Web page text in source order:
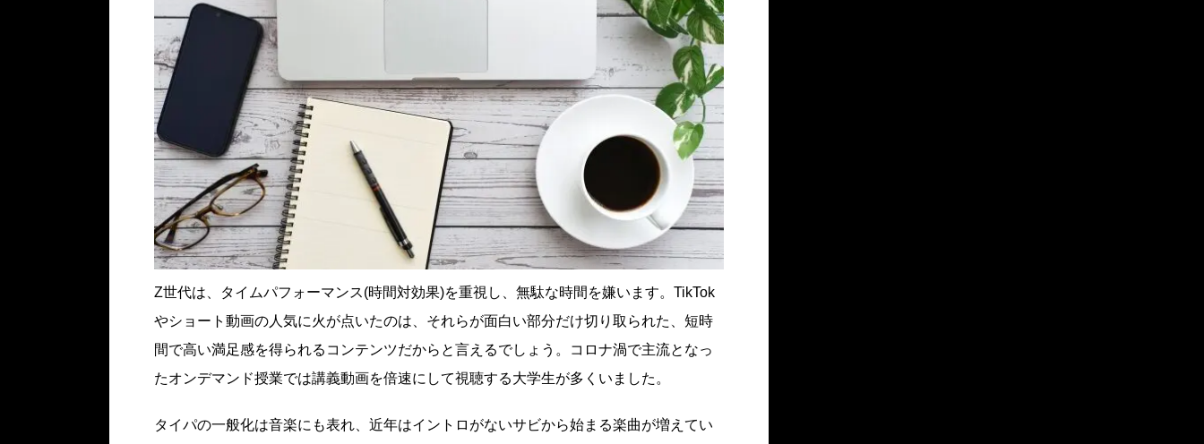
Z世代は、タイムパフォーマンス(時間対効果)を重視し、無駄な時間を嫌います。TikTok
やショート動画の人気に火が点いたのは、それらが面白い部分だけ切り取られた、短時
間で高い満足感を得られるコンテンツだからと言えるでしょう。コロナ渦で主流となっ
たオンデマンド授業では講義動画を倍速にして視聴する大学生が多くいました。
タイパの一般化は音楽にも表れ、近年はイントロがないサビから始まる楽曲が増えてい